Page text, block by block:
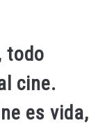
todo
cine.
es vida,